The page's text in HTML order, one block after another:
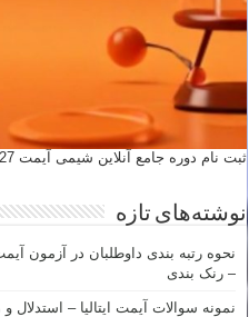
ثبت نام دوره جامع آنلاین شیمی آیمت 2027 ایتالیا - استاد مهدی نباتی
نوشته‌های تازه
– رنک بندی